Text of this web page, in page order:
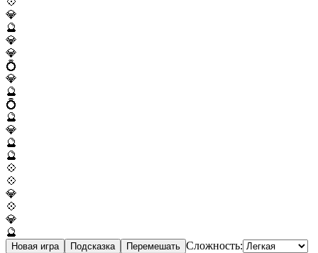
💎
🔮
💎
💎
💍
💎
🔮
💍
🔮
💎
🔮
🔮
💠
💠
💎
💠
💎
🔮
Новая игра Подсказка Перемешать Сложность: